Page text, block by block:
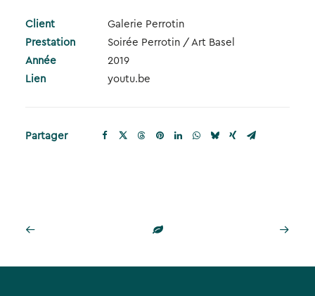
Client
Galerie Perrotin
Prestation
Soirée Perrotin / Art Basel
Année
2019
Lien
youtu.be
Partager